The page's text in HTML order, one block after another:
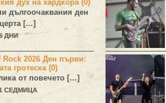
дух на хардкора (0)
дългоочаквания ден
[…]
ДНИ
Rock 2026 Ден първи:
гротеска (0)
от повечето […]
СЕДМИЦА